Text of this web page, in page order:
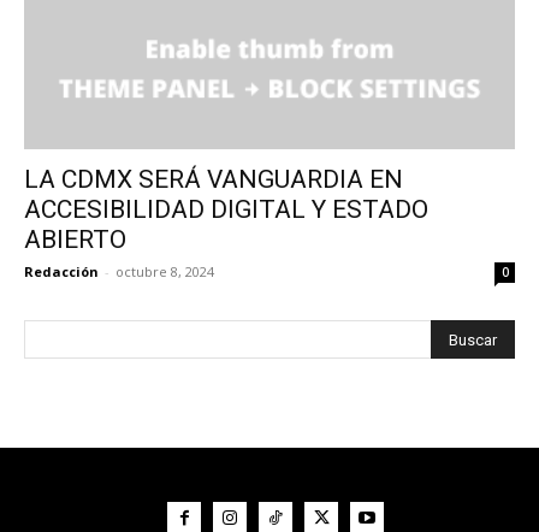
LA CDMX SERÁ VANGUARDIA EN
ACCESIBILIDAD DIGITAL Y ESTADO
ABIERTO
Redacción - octubre 8, 2024 0